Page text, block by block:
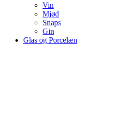
Vin
Mjød
Snaps
Gin
Glas og Porcelæn